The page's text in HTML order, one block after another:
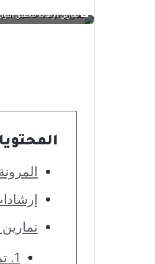
تمارين الإطالة لتحقيق
تمارين
1. تمرين شد عضلة السمانة بجدار